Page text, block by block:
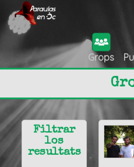
Grops
Filtrar
los
resultats